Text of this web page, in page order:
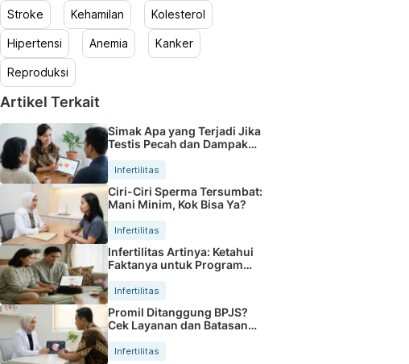
Stroke Kehamilan Kolesterol
Hipertensi Anemia Kanker
Reproduksi
Artikel Terkait
Simak Apa yang Terjadi Jika
Testis Pecah dan Dampak
Fatalnya
Infertilitas
Ciri-Ciri Sperma Tersumbat:
Mani Minim, Kok Bisa Ya?
Infertilitas
Infertilitas Artinya: Ketahui
Faktanya untuk Program
Hamil
Infertilitas
Promil Ditanggung BPJS?
Cek Layanan dan Batasan
Lengkap
Infertilitas